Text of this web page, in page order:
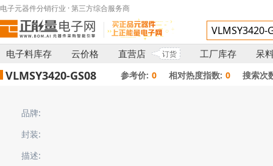
电子元器件分销行业 · 第三方综合服务商
电子料库存 云价格 直营店 订货 工厂库存 呆
VLMSY3420-GS08 参考价: 0 相对热度指数: 0 搜索次
品牌:
封装:
描述: